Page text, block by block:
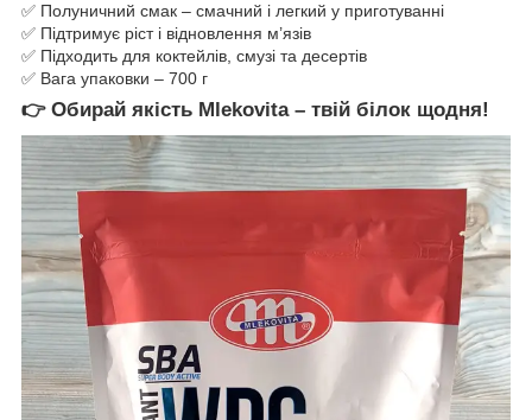
✅ Полуничний смак – смачний і легкий у приготуванні
✅ Підтримує ріст і відновлення м’язів
✅ Підходить для коктейлів, смузі та десертів
✅ Вага упаковки – 700 г
👉 Обирай якість Mlekovita – твій білок щодня!